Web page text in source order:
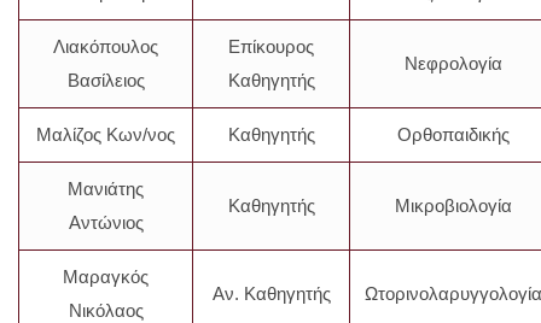
Λιακόπουλος
Βασίλειος
Επίκουρος
Καθηγητής
Νεφρολογία
Μαλίζος Κων/νος Καθηγητής Ορθοπαιδικής
Μανιάτης
Αντώνιος
Καθηγητής Μικροβιολογία
Μαραγκός
Νικόλαος
Αν. Καθηγητής Ωτορινολαρυγγολογία